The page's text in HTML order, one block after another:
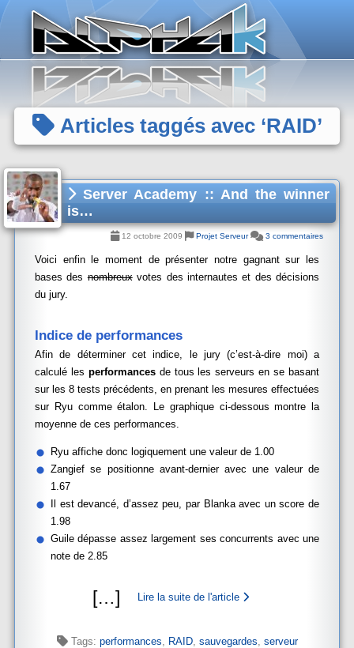
Articles taggés avec ‘RAID’
Server Academy :: And the winner
is…
12 octobre 2009 Projet Serveur 3 commentaires
Voici enfin le moment de présenter notre gagnant sur les
bases desnombreuxvotes des internautes et des décisions
du jury.
Indice de performances
Afin de déterminer cet indice, le jury (c’est-à-dire moi) a
calculé les performances de tous les serveurs en se basant
sur les 8 tests précédents, en prenant les mesures effectuées
sur Ryu comme étalon. Le graphique ci-dessous montre la
moyenne de ces performances.
Ryu affiche donc logiquement une valeur de 1.00
Zangief se positionne avant-dernier avec une valeur de
1.67
Il est devancé, d’assez peu, par Blanka avec un score de
1.98
Guile dépasse assez largement ses concurrents avec une
note de 2.85
[…] Lire la suite de l'article
Tags: performances, RAID, sauvegardes, serveur